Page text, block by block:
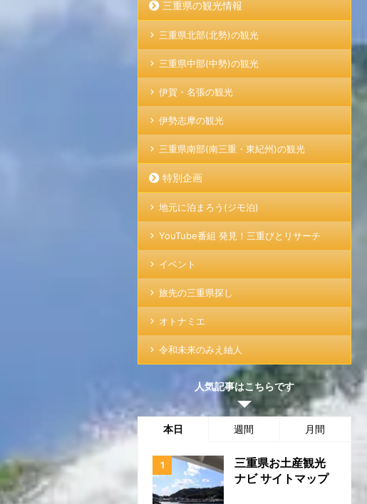
三重県の観光情報
三重県北部(北勢)の観光
三重県中部(中勢)の観光
伊賀・名張の観光
伊勢志摩の観光
三重県南部(南三重・東紀州)の観光
特別企画
地元に泊まろう(ジモ泊)
YouTube番組 発見！三重びとリサーチ
イベント
旅先の三重県探し
オトナミエ
令和未来のみえ紬人
人気記事はこちらです
本日 週間 月間
三重県お土産観光
ナビ サイトマップ